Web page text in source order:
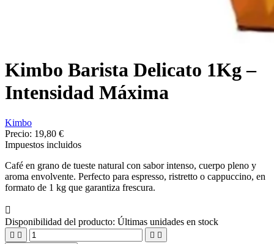
Kimbo Barista Delicato 1Kg –
Intensidad Máxima
Kimbo
Precio: 19,80 €
Impuestos incluidos
Café en grano de tueste natural con sabor intenso, cuerpo pleno y
aroma envolvente. Perfecto para espresso, ristretto o cappuccino, en
formato de 1 kg que garantiza frescura.

Disponibilidad del producto: Últimas unidades en stock
   